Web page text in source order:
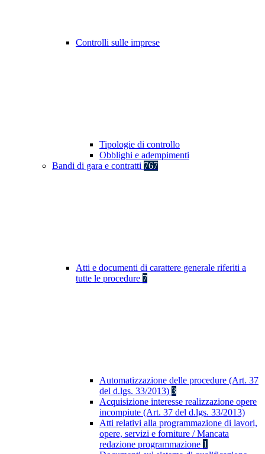
Controlli sulle imprese
Tipologie di controllo
Obblighi e adempimenti
Bandi di gara e contratti 767
Atti e documenti di carattere generale riferiti a
tutte le procedure 7
Automatizzazione delle procedure (Art. 37
del d.lgs. 33/2013) 3
Acquisizione interesse realizzazione opere
incompiute (Art. 37 del d.lgs. 33/2013)
Atti relativi alla programmazione di lavori,
opere, servizi e forniture / Mancata
redazione programmazione 1